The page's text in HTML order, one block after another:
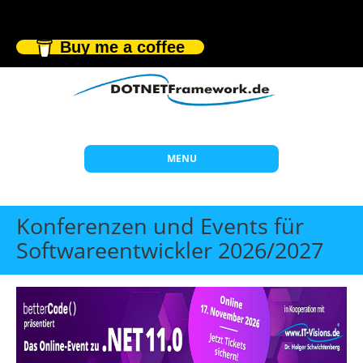
Buy me a coffee
MENU
Start
Themen
Individuelle Schulungen
Offene Seminare
Wissen
Konferenzen und Events für
Softwareentwickler 2026/2027